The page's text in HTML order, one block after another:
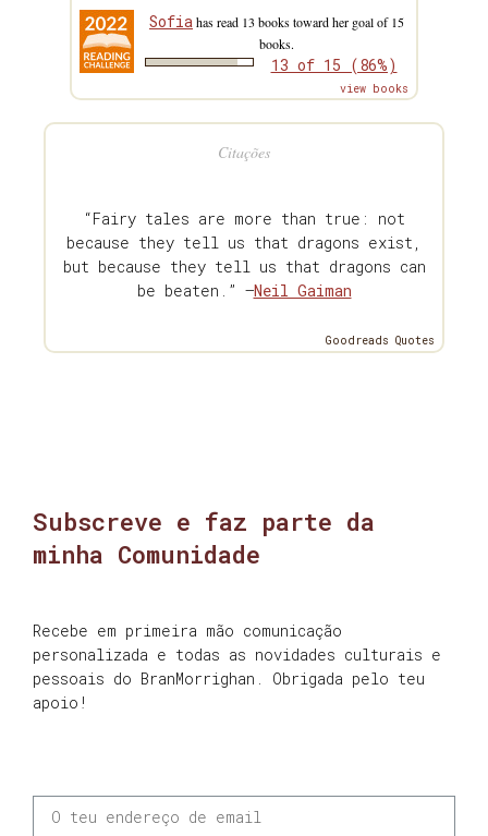
Sofia has read 13 books toward her goal of 15
books.
13 of 15 (86%)
view books
Citações
“Fairy tales are more than true: not
because they tell us that dragons exist,
but because they tell us that dragons can
be beaten.” —Neil Gaiman
Goodreads Quotes
Subscreve e faz parte da
minha Comunidade
Recebe em primeira mão comunicação
personalizada e todas as novidades culturais e
pessoais do BranMorrighan. Obrigada pelo teu
apoio!